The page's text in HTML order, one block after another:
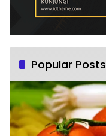
Popular Posts